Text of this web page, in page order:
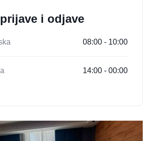
i odjave
08:00 - 10:00
14:00 - 00:00